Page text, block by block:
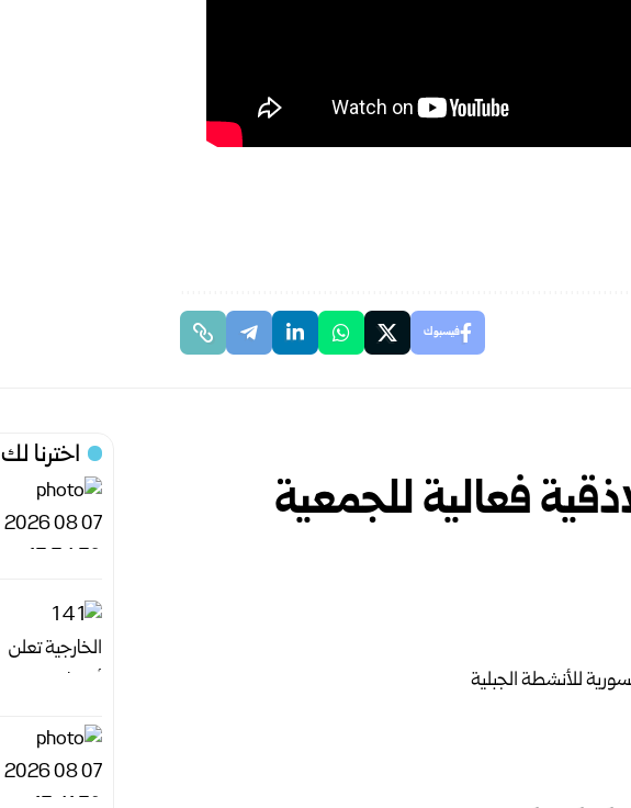
فيسبوك
فعالية للجمعية
اخترنا لك